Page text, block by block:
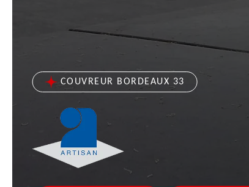
COUVREUR BORDEAUX 33